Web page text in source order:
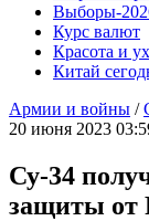
Выборы-
Курс валют
Красота и
Китай
Армии и войны /
20 июня 2023
Су-34
защиты от